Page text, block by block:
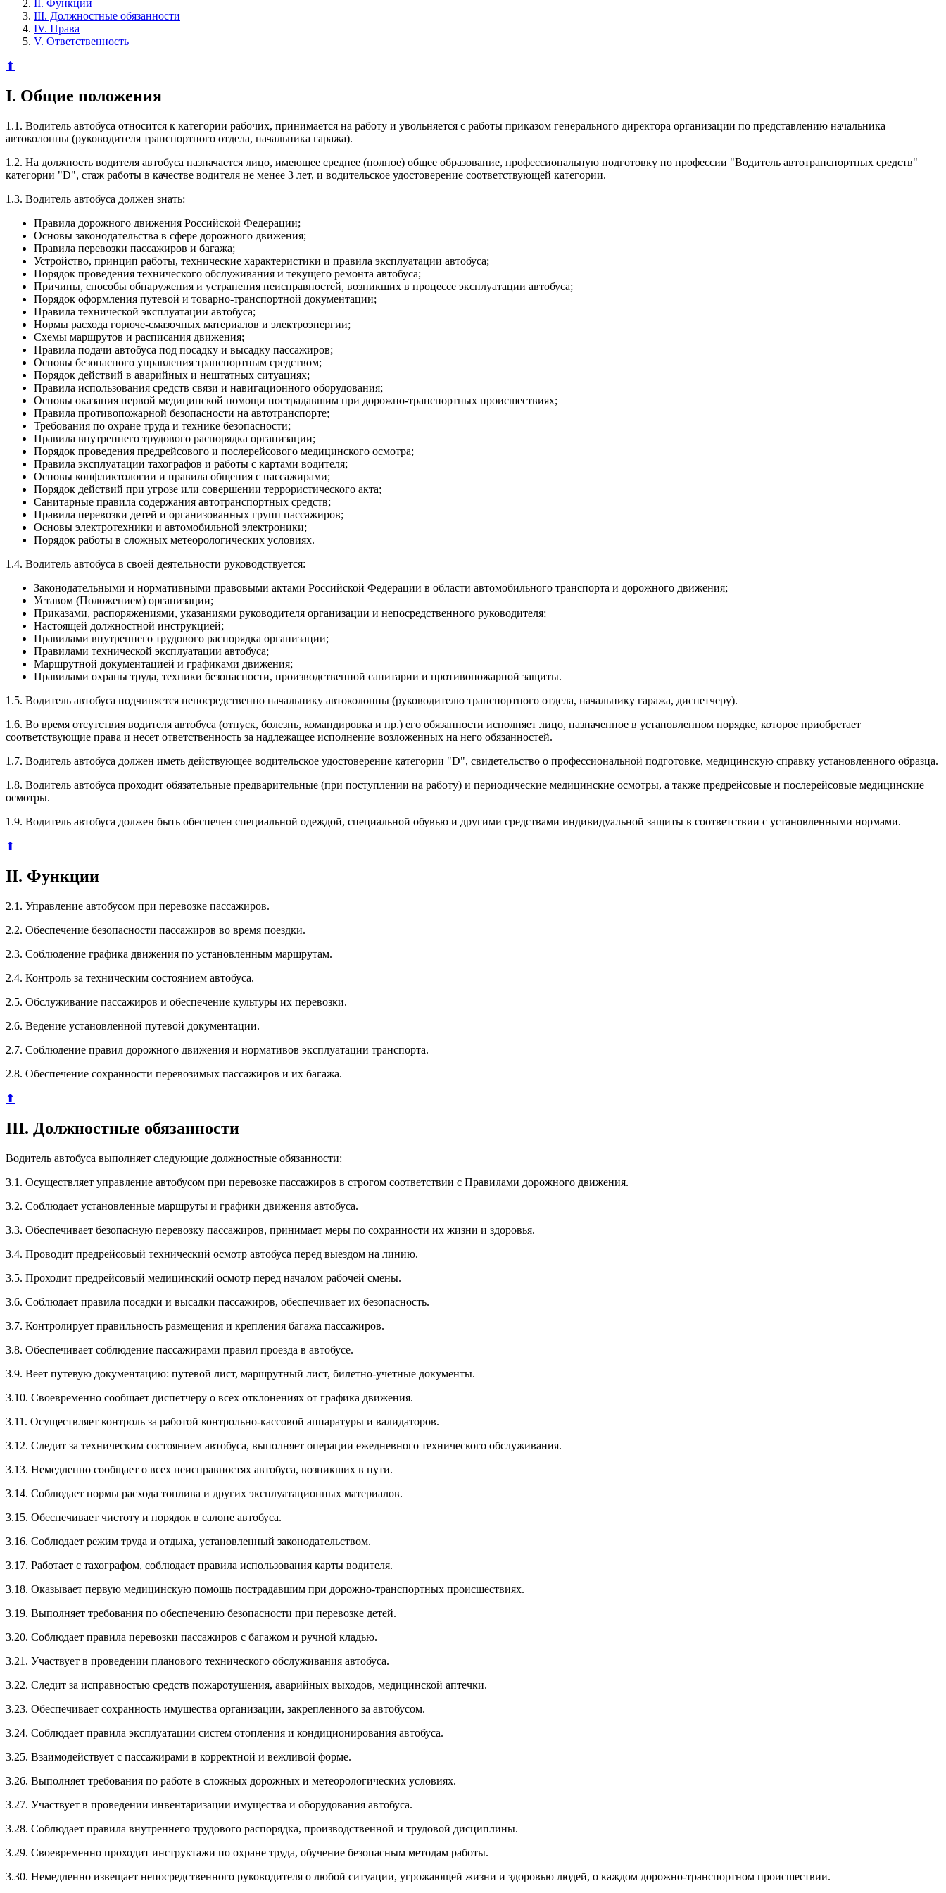
II. Функции
III. Должностные обязанности
IV. Права
V. Ответственность
⬆
I. Общие положения
1.1. Водитель автобуса относится к категории рабочих, принимается на работу и увольняется с работы приказом генерального директора организации по представлению начальника
автоколонны (руководителя транспортного отдела, начальника гаража).
1.2. На должность водителя автобуса назначается лицо, имеющее среднее (полное) общее образование, профессиональную подготовку по профессии "Водитель автотранспортных средств"
категории "D", стаж работы в качестве водителя не менее 3 лет, и водительское удостоверение соответствующей категории.
1.3. Водитель автобуса должен знать:
Правила дорожного движения Российской Федерации;
Основы законодательства в сфере дорожного движения;
Правила перевозки пассажиров и багажа;
Устройство, принцип работы, технические характеристики и правила эксплуатации автобуса;
Порядок проведения технического обслуживания и текущего ремонта автобуса;
Причины, способы обнаружения и устранения неисправностей, возникших в процессе эксплуатации автобуса;
Порядок оформления путевой и товарно-транспортной документации;
Правила технической эксплуатации автобуса;
Нормы расхода горюче-смазочных материалов и электроэнергии;
Схемы маршрутов и расписания движения;
Правила подачи автобуса под посадку и высадку пассажиров;
Основы безопасного управления транспортным средством;
Порядок действий в аварийных и нештатных ситуациях;
Правила использования средств связи и навигационного оборудования;
Основы оказания первой медицинской помощи пострадавшим при дорожно-транспортных происшествиях;
Правила противопожарной безопасности на автотранспорте;
Требования по охране труда и технике безопасности;
Правила внутреннего трудового распорядка организации;
Порядок проведения предрейсового и послерейсового медицинского осмотра;
Правила эксплуатации тахографов и работы с картами водителя;
Основы конфликтологии и правила общения с пассажирами;
Порядок действий при угрозе или совершении террористического акта;
Санитарные правила содержания автотранспортных средств;
Правила перевозки детей и организованных групп пассажиров;
Основы электротехники и автомобильной электроники;
Порядок работы в сложных метеорологических условиях.
1.4. Водитель автобуса в своей деятельности руководствуется:
Законодательными и нормативными правовыми актами Российской Федерации в области автомобильного транспорта и дорожного движения;
Уставом (Положением) организации;
Приказами, распоряжениями, указаниями руководителя организации и непосредственного руководителя;
Настоящей должностной инструкцией;
Правилами внутреннего трудового распорядка организации;
Правилами технической эксплуатации автобуса;
Маршрутной документацией и графиками движения;
Правилами охраны труда, техники безопасности, производственной санитарии и противопожарной защиты.
1.5. Водитель автобуса подчиняется непосредственно начальнику автоколонны (руководителю транспортного отдела, начальнику гаража, диспетчеру).
1.6. Во время отсутствия водителя автобуса (отпуск, болезнь, командировка и пр.) его обязанности исполняет лицо, назначенное в установленном порядке, которое приобретает
соответствующие права и несет ответственность за надлежащее исполнение возложенных на него обязанностей.
1.7. Водитель автобуса должен иметь действующее водительское удостоверение категории "D", свидетельство о профессиональной подготовке, медицинскую справку установленного образца.
1.8. Водитель автобуса проходит обязательные предварительные (при поступлении на работу) и периодические медицинские осмотры, а также предрейсовые и послерейсовые медицинские
осмотры.
1.9. Водитель автобуса должен быть обеспечен специальной одеждой, специальной обувью и другими средствами индивидуальной защиты в соответствии с установленными нормами.
⬆
II. Функции
2.1. Управление автобусом при перевозке пассажиров.
2.2. Обеспечение безопасности пассажиров во время поездки.
2.3. Соблюдение графика движения по установленным маршрутам.
2.4. Контроль за техническим состоянием автобуса.
2.5. Обслуживание пассажиров и обеспечение культуры их перевозки.
2.6. Ведение установленной путевой документации.
2.7. Соблюдение правил дорожного движения и нормативов эксплуатации транспорта.
2.8. Обеспечение сохранности перевозимых пассажиров и их багажа.
⬆
III. Должностные обязанности
Водитель автобуса выполняет следующие должностные обязанности:
3.1. Осуществляет управление автобусом при перевозке пассажиров в строгом соответствии с Правилами дорожного движения.
3.2. Соблюдает установленные маршруты и графики движения автобуса.
3.3. Обеспечивает безопасную перевозку пассажиров, принимает меры по сохранности их жизни и здоровья.
3.4. Проводит предрейсовый технический осмотр автобуса перед выездом на линию.
3.5. Проходит предрейсовый медицинский осмотр перед началом рабочей смены.
3.6. Соблюдает правила посадки и высадки пассажиров, обеспечивает их безопасность.
3.7. Контролирует правильность размещения и крепления багажа пассажиров.
3.8. Обеспечивает соблюдение пассажирами правил проезда в автобусе.
3.9. Веет путевую документацию: путевой лист, маршрутный лист, билетно-учетные документы.
3.10. Своевременно сообщает диспетчеру о всех отклонениях от графика движения.
3.11. Осуществляет контроль за работой контрольно-кассовой аппаратуры и валидаторов.
3.12. Следит за техническим состоянием автобуса, выполняет операции ежедневного технического обслуживания.
3.13. Немедленно сообщает о всех неисправностях автобуса, возникших в пути.
3.14. Соблюдает нормы расхода топлива и других эксплуатационных материалов.
3.15. Обеспечивает чистоту и порядок в салоне автобуса.
3.16. Соблюдает режим труда и отдыха, установленный законодательством.
3.17. Работает с тахографом, соблюдает правила использования карты водителя.
3.18. Оказывает первую медицинскую помощь пострадавшим при дорожно-транспортных происшествиях.
3.19. Выполняет требования по обеспечению безопасности при перевозке детей.
3.20. Соблюдает правила перевозки пассажиров с багажом и ручной кладью.
3.21. Участвует в проведении планового технического обслуживания автобуса.
3.22. Следит за исправностью средств пожаротушения, аварийных выходов, медицинской аптечки.
3.23. Обеспечивает сохранность имущества организации, закрепленного за автобусом.
3.24. Соблюдает правила эксплуатации систем отопления и кондиционирования автобуса.
3.25. Взаимодействует с пассажирами в корректной и вежливой форме.
3.26. Выполняет требования по работе в сложных дорожных и метеорологических условиях.
3.27. Участвует в проведении инвентаризации имущества и оборудования автобуса.
3.28. Соблюдает правила внутреннего трудового распорядка, производственной и трудовой дисциплины.
3.29. Своевременно проходит инструктажи по охране труда, обучение безопасным методам работы.
3.30. Немедленно извещает непосредственного руководителя о любой ситуации, угрожающей жизни и здоровью людей, о каждом дорожно-транспортном происшествии.